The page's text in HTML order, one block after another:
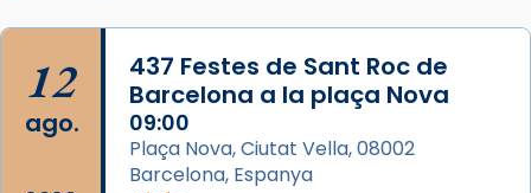
Foto
View on Facebook · Share
Arquebisbat de Barcelona
2 weeks ago
12
ago.
437 Festes de Sant Roc de
Barcelona a la plaça Nova
09:00
Plaça Nova, Ciutat Vella, 08002
Barcelona, Espanya